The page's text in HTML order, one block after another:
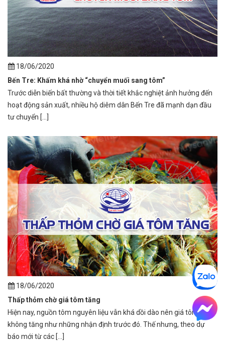
18/06/2020
Bến Tre: Khấm khá nhờ “chuyển muối sang tôm”
Trước diễn biến bất thường và thời tiết khắc nghiệt ảnh hưởng đến
hoạt động sản xuất, nhiều hộ diêm dân Bến Tre đã mạnh dạn đầu
tư chuyển [...]
18/06/2020
Thấp thỏm chờ giá tôm tăng
Hiện nay, nguồn tôm nguyên liệu vẫn khá dồi dào nên giá tôm
không tăng như những nhận định trước đó. Thế nhưng, theo dự
báo mới từ các [...]